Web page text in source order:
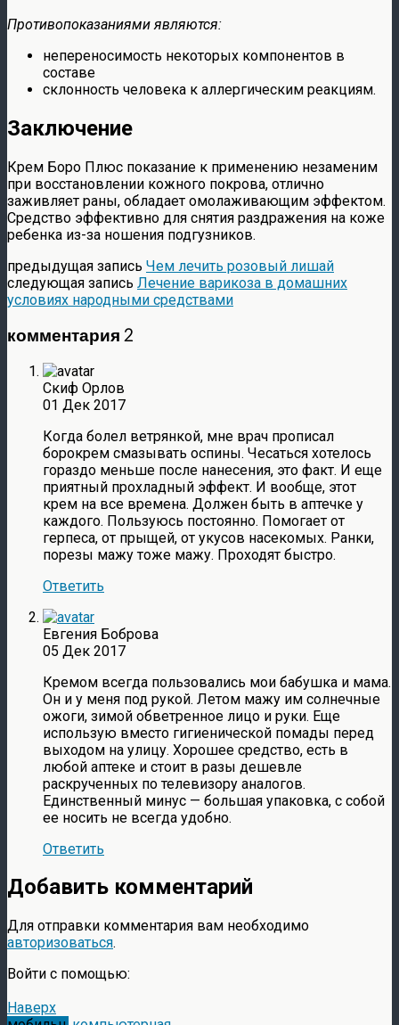
Противопоказаниями являются:
непереносимость некоторых компонентов в
составе
склонность человека к аллергическим реакциям.
Заключение
Крем Боро Плюс показание к применению незаменим
при восстановлении кожного покрова, отлично
заживляет раны, обладает омолаживающим эффектом.
Средство эффективно для снятия раздражения на коже
ребенка из-за ношения подгузников.
предыдущая запись Чем лечить розовый лишай
следующая запись Лечение варикоза в домашних
условиях народными средствами
комментария 2
Скиф Орлов
01 Дек 2017
Когда болел ветрянкой, мне врач прописал
борокрем смазывать оспины. Чесаться хотелось
гораздо меньше после нанесения, это факт. И еще
приятный прохладный эффект. И вообще, этот
крем на все времена. Должен быть в аптечке у
каждого. Пользуюсь постоянно. Помогает от
герпеса, от прыщей, от укусов насекомых. Ранки,
порезы мажу тоже мажу. Проходят быстро.
Ответить
Евгения Боброва
05 Дек 2017
Кремом всегда пользовались мои бабушка и мама.
Он и у меня под рукой. Летом мажу им солнечные
ожоги, зимой обветренное лицо и руки. Еще
использую вместо гигиенической помады перед
выходом на улицу. Хорошее средство, есть в
любой аптеке и стоит в разы дешевле
раскрученных по телевизору аналогов.
Единственный минус — большая упаковка, с собой
ее носить не всегда удобно.
Ответить
Добавить комментарий
Для отправки комментария вам необходимо
авторизоваться.
Войти с помощью:
Наверх